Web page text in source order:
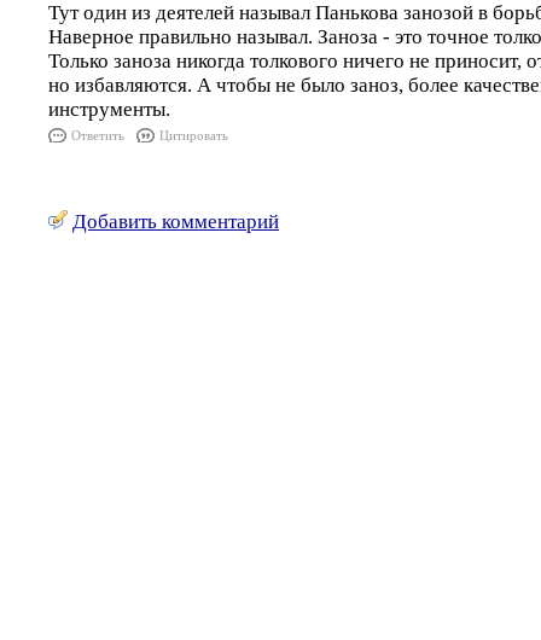
Тут один из деятелей называл Панькова занозой в
Наверное правильно называл. Заноза - это точное
Только заноза никогда толкового ничего не приносит,
но избавляются. А чтобы не было заноз, более
инструменты.
Ответить Цитировать
Добавить комментарий